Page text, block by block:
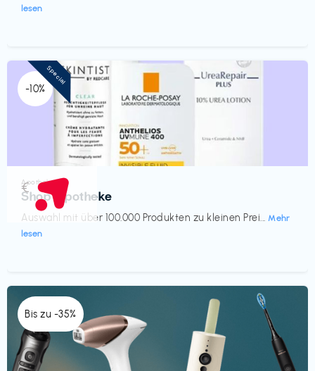
lesen
-10%
Apotheke
Shop Apotheke
Auswahl mit über 100.000 Produkten zu kleinen Prei... Mehr
lesen
€‎
Special
Bis zu -35%